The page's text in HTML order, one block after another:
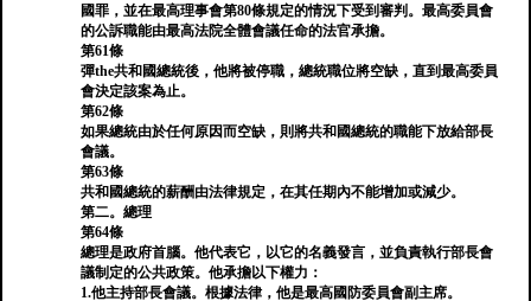
國罪，並在最高理事會第80條規定的情況下受到審判。最高委員會
的公訴職能由最高法院全體會議任命的法官承擔。
第61條
彈the共和國總統後，他將被停職，總統職位將空缺，直到最高委員
會決定該案為止。
第62條
如果總統由於任何原因而空缺，則將共和國總統的職能下放給部長
會議。
第63條
共和國總統的薪酬由法律規定，在其任期內不能增加或減少。
第二。總理
第64條
總理是政府首腦。他代表它，以它的名義發言，並負責執行部長會
議制定的公共政策。他承擔以下權力：
1.他主持部長會議。根據法律，他是最高國防委員會副主席。